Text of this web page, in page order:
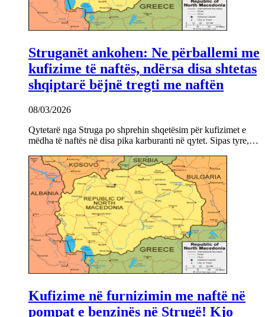
Struganët ankohen: Ne përballemi me
kufizime të naftës, ndërsa disa shtetas
shqiptarë bëjnë tregti me naftën
08/03/2026
Qytetarë nga Struga po shprehin shqetësim për kufizimet e
mëdha të naftës në disa pika karburanti në qytet. Sipas tyre,…
Kufizime në furnizimin me naftë në
pompat e benzinës në Strugë! Kjo